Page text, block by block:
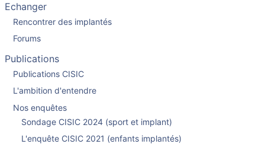
Echanger
Rencontrer des implantés
Forums
Publications
Publications CISIC
L'ambition d'entendre
Nos enquêtes
Sondage CISIC 2024 (sport et implant)
L'enquête CISIC 2021 (enfants implantés)